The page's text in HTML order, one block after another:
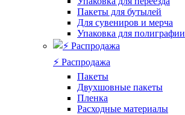
Пакеты для бутылей
Для сувениров и мерча
Упаковка для полиграфии
⚡️ Распродажа
Пакеты
Двухшовные пакеты
Пленка
Расходные материалы